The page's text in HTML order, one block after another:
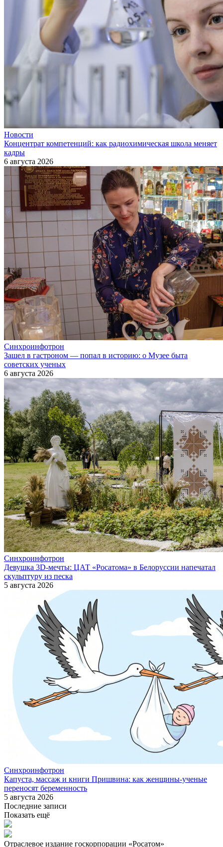
Новости
Концентрат компетенций: как радиохимическая школа меняет
кадры
6 августа 2026
Синхроинфотрон
Зашел в гастроном — попал в историю: о Музее быта
советских ученых
6 августа 2026
Синхроинфотрон
Девушка 3D-мечты: ЦАТ «Росатома» в Белоруссии напечатал
скульптуру из песка
5 августа 2026
Синхроинфотрон
Капуста, массаж и книги Пришвина: как женщины-ученые
переносят беременность
5 августа 2026
Последние записи
Показать ещё
Отраслевое издание госкорпорации «Росатом»